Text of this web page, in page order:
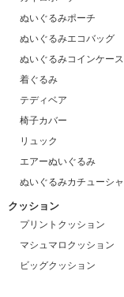
ぬいぐるみポーチ
ぬいぐるみエコバッグ
ぬいぐるみコインケース
着ぐるみ
テディベア
椅子カバー
リュック
エアーぬいぐるみ
ぬいぐるみカチューシャ
クッション
プリントクッション
マシュマロクッション
ビッグクッション